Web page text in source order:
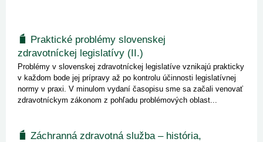
Praktické problémy slovenskej
zdravotníckej legislatívy (II.)
Problémy v slovenskej zdravotníckej legislatíve vznikajú prakticky
v každom bode jej prípravy až po kontrolu účinnosti legislatívnej
normy v praxi. V minulom vydaní časopisu sme sa začali venovať
zdravotníckym zákonom z pohľadu problémových oblast...
Záchranná zdravotná služba – história,